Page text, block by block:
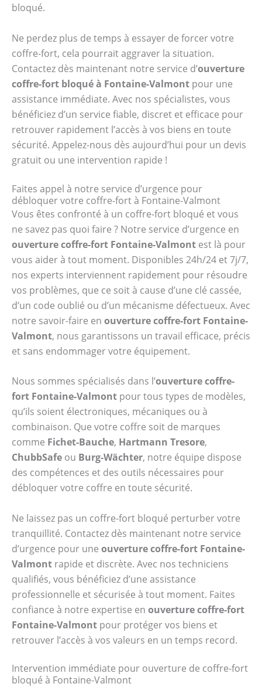
bloqué.
Ne perdez plus de temps à essayer de forcer votre
coffre-fort, cela pourrait aggraver la situation.
Contactez dès maintenant notre service d’ouverture
coffre-fort bloqué à Fontaine-Valmont pour une
assistance immédiate. Avec nos spécialistes, vous
bénéficiez d’un service fiable, discret et efficace pour
retrouver rapidement l’accès à vos biens en toute
sécurité. Appelez-nous dès aujourd’hui pour un devis
gratuit ou une intervention rapide !
Faites appel à notre service d’urgence pour
débloquer votre coffre-fort à Fontaine-Valmont
Vous êtes confronté à un coffre-fort bloqué et vous
ne savez pas quoi faire ? Notre service d’urgence en
ouverture coffre-fort Fontaine-Valmont est là pour
vous aider à tout moment. Disponibles 24h/24 et 7j/7,
nos experts interviennent rapidement pour résoudre
vos problèmes, que ce soit à cause d’une clé cassée,
d’un code oublié ou d’un mécanisme défectueux. Avec
notre savoir-faire en ouverture coffre-fort Fontaine-
Valmont, nous garantissons un travail efficace, précis
et sans endommager votre équipement.
Nous sommes spécialisés dans l’ouverture coffre-
fort Fontaine-Valmont pour tous types de modèles,
qu’ils soient électroniques, mécaniques ou à
combinaison. Que votre coffre soit de marques
comme Fichet-Bauche, Hartmann Tresore,
ChubbSafe ou Burg-Wächter, notre équipe dispose
des compétences et des outils nécessaires pour
débloquer votre coffre en toute sécurité.
Ne laissez pas un coffre-fort bloqué perturber votre
tranquillité. Contactez dès maintenant notre service
d’urgence pour une ouverture coffre-fort Fontaine-
Valmont rapide et discrète. Avec nos techniciens
qualifiés, vous bénéficiez d’une assistance
professionnelle et sécurisée à tout moment. Faites
confiance à notre expertise en ouverture coffre-fort
Fontaine-Valmont pour protéger vos biens et
retrouver l’accès à vos valeurs en un temps record.
Intervention immédiate pour ouverture de coffre-fort
bloqué à Fontaine-Valmont